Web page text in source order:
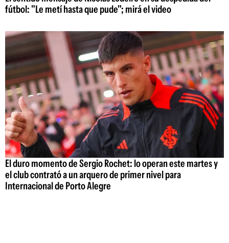
fútbol: "Le metí hasta que pude"; mirá el video
El duro momento de Sergio Rochet: lo operan este martes y
el club contrató a un arquero de primer nivel para
Internacional de Porto Alegre